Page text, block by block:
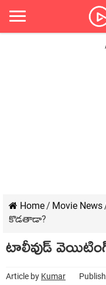
Home/ Movie News
కొడతాడా?
టాలీవుడ్
Article by Kumar